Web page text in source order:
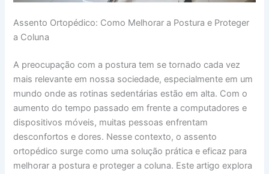
Assento Ortopédico: Como Melhorar a Postura e Proteger
a Coluna
A preocupação com a postura tem se tornado cada vez
mais relevante em nossa sociedade, especialmente em um
mundo onde as rotinas sedentárias estão em alta. Com o
aumento do tempo passado em frente a computadores e
dispositivos móveis, muitas pessoas enfrentam
desconfortos e dores. Nesse contexto, o assento
ortopédico surge como uma solução prática e eficaz para
melhorar a postura e proteger a coluna. Este artigo explora